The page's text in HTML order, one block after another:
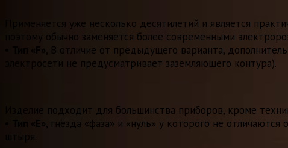
Применяется уже несколько десятилетий и является
поэтому обычно заменяется более современными
Тип «F», В отличие от предыдущего варианта,
электросети не предусматривает заземляющего контура).
Изделие подходит для большинства приборов, кроме
Тип «Е», гнёзда «фаза» и «нуль» у которого не
штыря.